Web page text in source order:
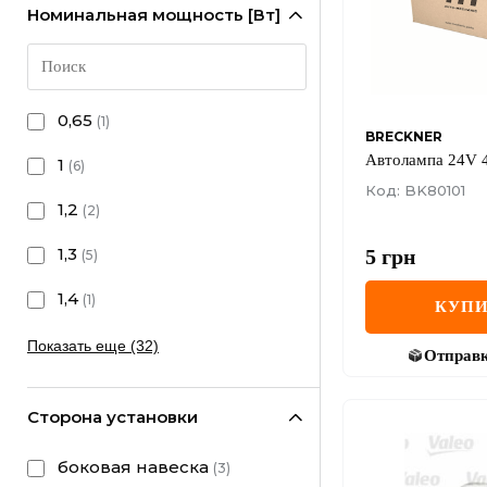
Номинальная мощность [Вт]
0,65 (1)
1 (6)
1,2 (2)
1,3 (5)
1,4 (1)
Показать еще (32)
Сторона установки
боковая навеска (3)
BRECKNER
Автолампа 24V
Код: BK80101
5 грн